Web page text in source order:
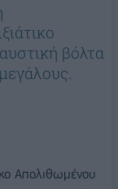
βόλτα
Απολιθωμένου